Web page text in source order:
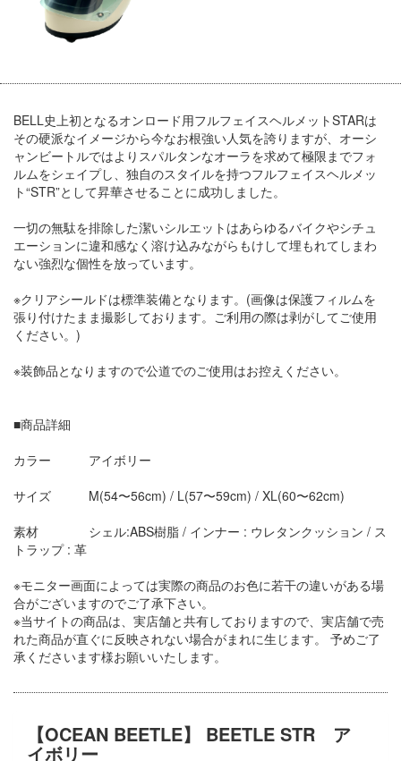
BELL史上初となるオンロード用フルフェイスヘルメットSTARは
その硬派なイメージから今なお根強い人気を誇りますが、オーシ
ャンビートルではよりスパルタンなオーラを求めて極限までフォ
ルムをシェイプし、独自のスタイルを持つフルフェイスヘルメッ
ト“STR”として昇華させることに成功しました。
一切の無駄を排除した潔いシルエットはあらゆるバイクやシチュ
エーションに違和感なく溶け込みながらもけして埋もれてしまわ
ない強烈な個性を放っています。
※クリアシールドは標準装備となります。(画像は保護フィルムを
張り付けたまま撮影しております。ご利用の際は剥がしてご使用
ください。)
※装飾品となりますので公道でのご使用はお控えください。
■商品詳細
カラー アイボリー
サイズ M(54〜56cm) / L(57〜59cm) / XL(60〜62cm)
素材 シェル:ABS樹脂 / インナー : ウレタンクッション / ス
トラップ : 革
※モニター画面によっては実際の商品のお色に若干の違いがある場
合がございますのでご了承下さい。
※当サイトの商品は、実店舗と共有しておりますので、実店舗で売
れた商品が直ぐに反映されない場合がまれに生じます。 予めご了
承くださいます様お願いいたします。
【OCEAN BEETLE】 BEETLE STR ア
イボリー